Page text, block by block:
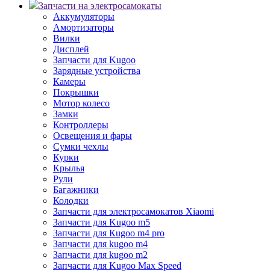
Запчасти на электросамокаты
Аккумуляторы
Амортизаторы
Вилки
Дисплей
Запчасти для Kugoo
Зарядные устройства
Камеры
Покрышки
Мотор колесо
Замки
Контроллеры
Освещения и фары
Сумки чехлы
Курки
Крылья
Рули
Багажники
Колодки
Запчасти для электросамокатов Xiaomi
Запчасти для Kugoo m5
Запчасти для Кugoo m4 pro
Запчасти для kugoo m4
Запчасти для kugoo m2
Запчасти для Kugoo Max Speed